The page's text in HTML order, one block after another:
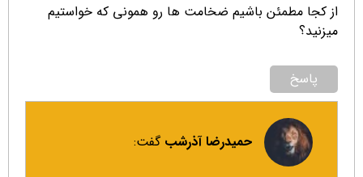
از کجا مطمئن باشیم ضخامت ها رو همونی که خواستیم
میزنید؟
پاسخ
حمیدرضا آذرشب گفت: